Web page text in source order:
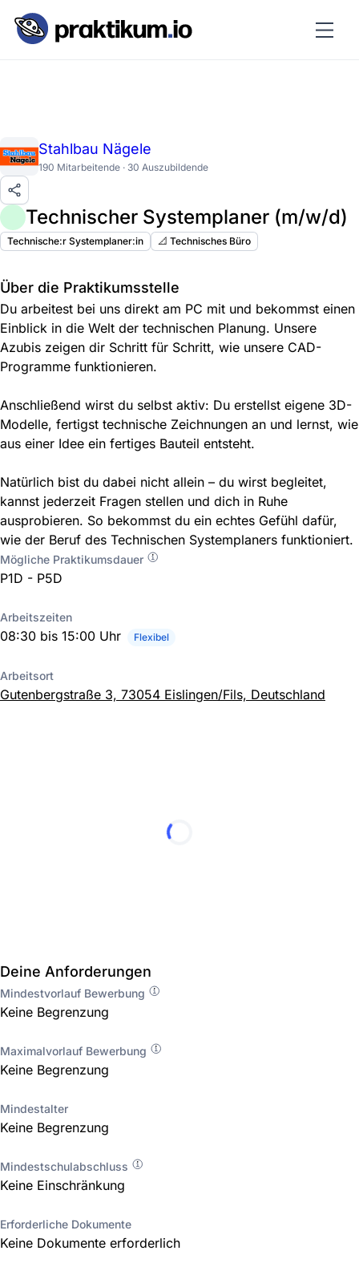
Stahlbau Nägele
190 Mitarbeitende · 30 Auszubildende
Technischer Systemplaner (m/w/d)
Technische:r Systemplaner:in 📐 Technisches Büro
Über die Praktikumsstelle
Du arbeitest bei uns direkt am PC mit und bekommst einen
Einblick in die Welt der technischen Planung. Unsere
Azubis zeigen dir Schritt für Schritt, wie unsere CAD-
Programme funktionieren.
Anschließend wirst du selbst aktiv: Du erstellst eigene 3D-
Modelle, fertigst technische Zeichnungen an und lernst, wie
aus einer Idee ein fertiges Bauteil entsteht.
Natürlich bist du dabei nicht allein – du wirst begleitet,
kannst jederzeit Fragen stellen und dich in Ruhe
ausprobieren. So bekommst du ein echtes Gefühl dafür,
wie der Beruf des Technischen Systemplaners funktioniert.
Mögliche Praktikumsdauer
P1D - P5D
Arbeitszeiten
08:30 bis 15:00 Uhr Flexibel
Arbeitsort
Gutenbergstraße 3, 73054 Eislingen/Fils, Deutschland
Deine Anforderungen
Mindestvorlauf Bewerbung
Keine Begrenzung
Maximalvorlauf Bewerbung
Keine Begrenzung
Mindestalter
Keine Begrenzung
Mindestschulabschluss
Keine Einschränkung
Erforderliche Dokumente
Keine Dokumente erforderlich